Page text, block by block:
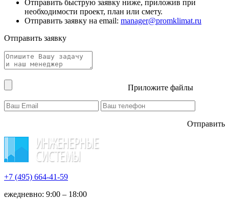
Отправить быструю заявку ниже, приложив при
необходимости проект, план или смету.
Отправить заявку на email: manager@promklimat.ru
Отправить заявку
Приложите файлы
Отправить
+7 (495) 664-41-59
ежедневно: 9:00 – 18:00